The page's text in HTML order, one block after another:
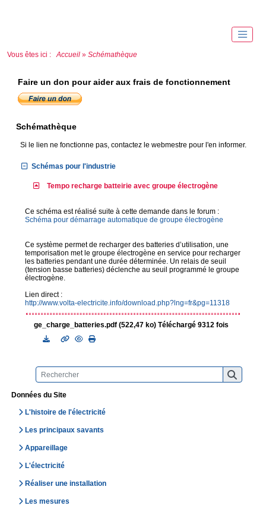
Vous êtes ici : Accueil » Schémathèque
Données du Site
L'histoire de l'électricité
Les principaux savants
Appareillage
L'électricité
Réaliser une installation
Les mesures
Faire un don pour aider aux frais de fonctionnement
Schémathèque
Si le lien ne fonctionne pas, contactez le webmestre pour l'en informer.
Schémas pour l'industrie
Tempo recharge batteirie avec groupe électrogène
Ce schéma est réalisé suite à cette demande dans le forum :
Schéma pour démarrage automatique de groupe électrogène
Ce système permet de recharger des batteries d’utilisation, une
temporisation met le groupe électrogène en service pour recharger
les batteries pendant une durée déterminée. Un relais de seuil
(tension basse batteries) déclenche au seuil programmé le groupe
électrogène.
Lien direct :
http://www.volta-electricite.info/download.php?lng=fr&pg=11318
ge_charge_batteries.pdf (522,47 ko) Téléchargé 9312 fois